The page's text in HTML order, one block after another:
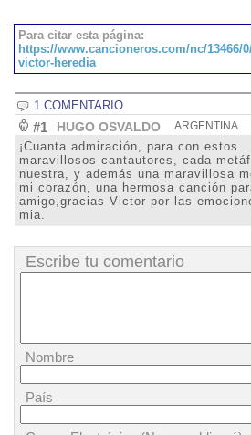
Para citar esta página:
https://www.cancioneros.com/nc/13466/
victor-heredia
1 COMENTARIO
#1 HUGO OSVALDO ARGENTINA
¡Cuanta admiración, para con estos
maravillosos cantautores, cada
nuestra, y además una maravillosa
mi corazón, una hermosa canción
amigo,gracias Victor por las
mia.
Escribe tu comentario
Nombre
País